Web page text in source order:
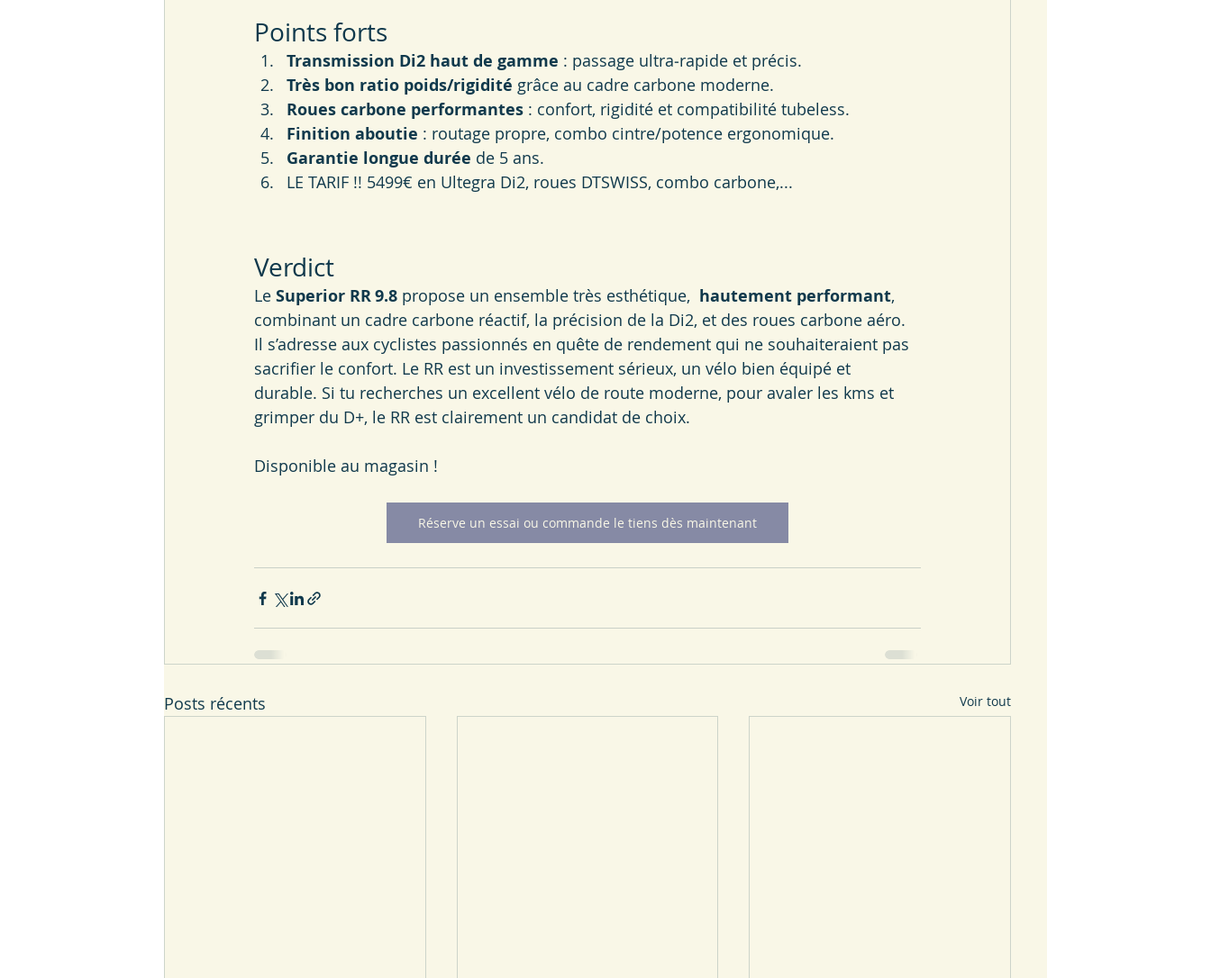
Points forts
Transmission Di2 haut de gamme : passage ultra‑rapide et précis.
Très bon ratio poids/rigidité grâce au cadre carbone moderne.
Roues carbone performantes : confort, rigidité et compatibilité tubeless.
Finition aboutie : routage propre, combo cintre/potence ergonomique.
Garantie longue durée de 5 ans.
LE TARIF !! 5499€ en Ultegra Di2, roues DTSWISS, combo carbone,...
Verdict
Le Superior RR 9.8 propose un ensemble très esthétique, hautement performant,
combinant un cadre carbone réactif, la précision de la Di2, et des roues carbone aéro.
Il s’adresse aux cyclistes passionnés en quête de rendement qui ne souhaiteraient pas
sacrifier le confort. Le RR est un investissement sérieux, un vélo bien équipé et
durable. Si tu recherches un excellent vélo de route moderne, pour avaler les kms et
grimper du D+, le RR est clairement un candidat de choix.
Disponible au magasin !
Réserve un essai ou commande le tiens dès maintenant
Posts récents Voir tout